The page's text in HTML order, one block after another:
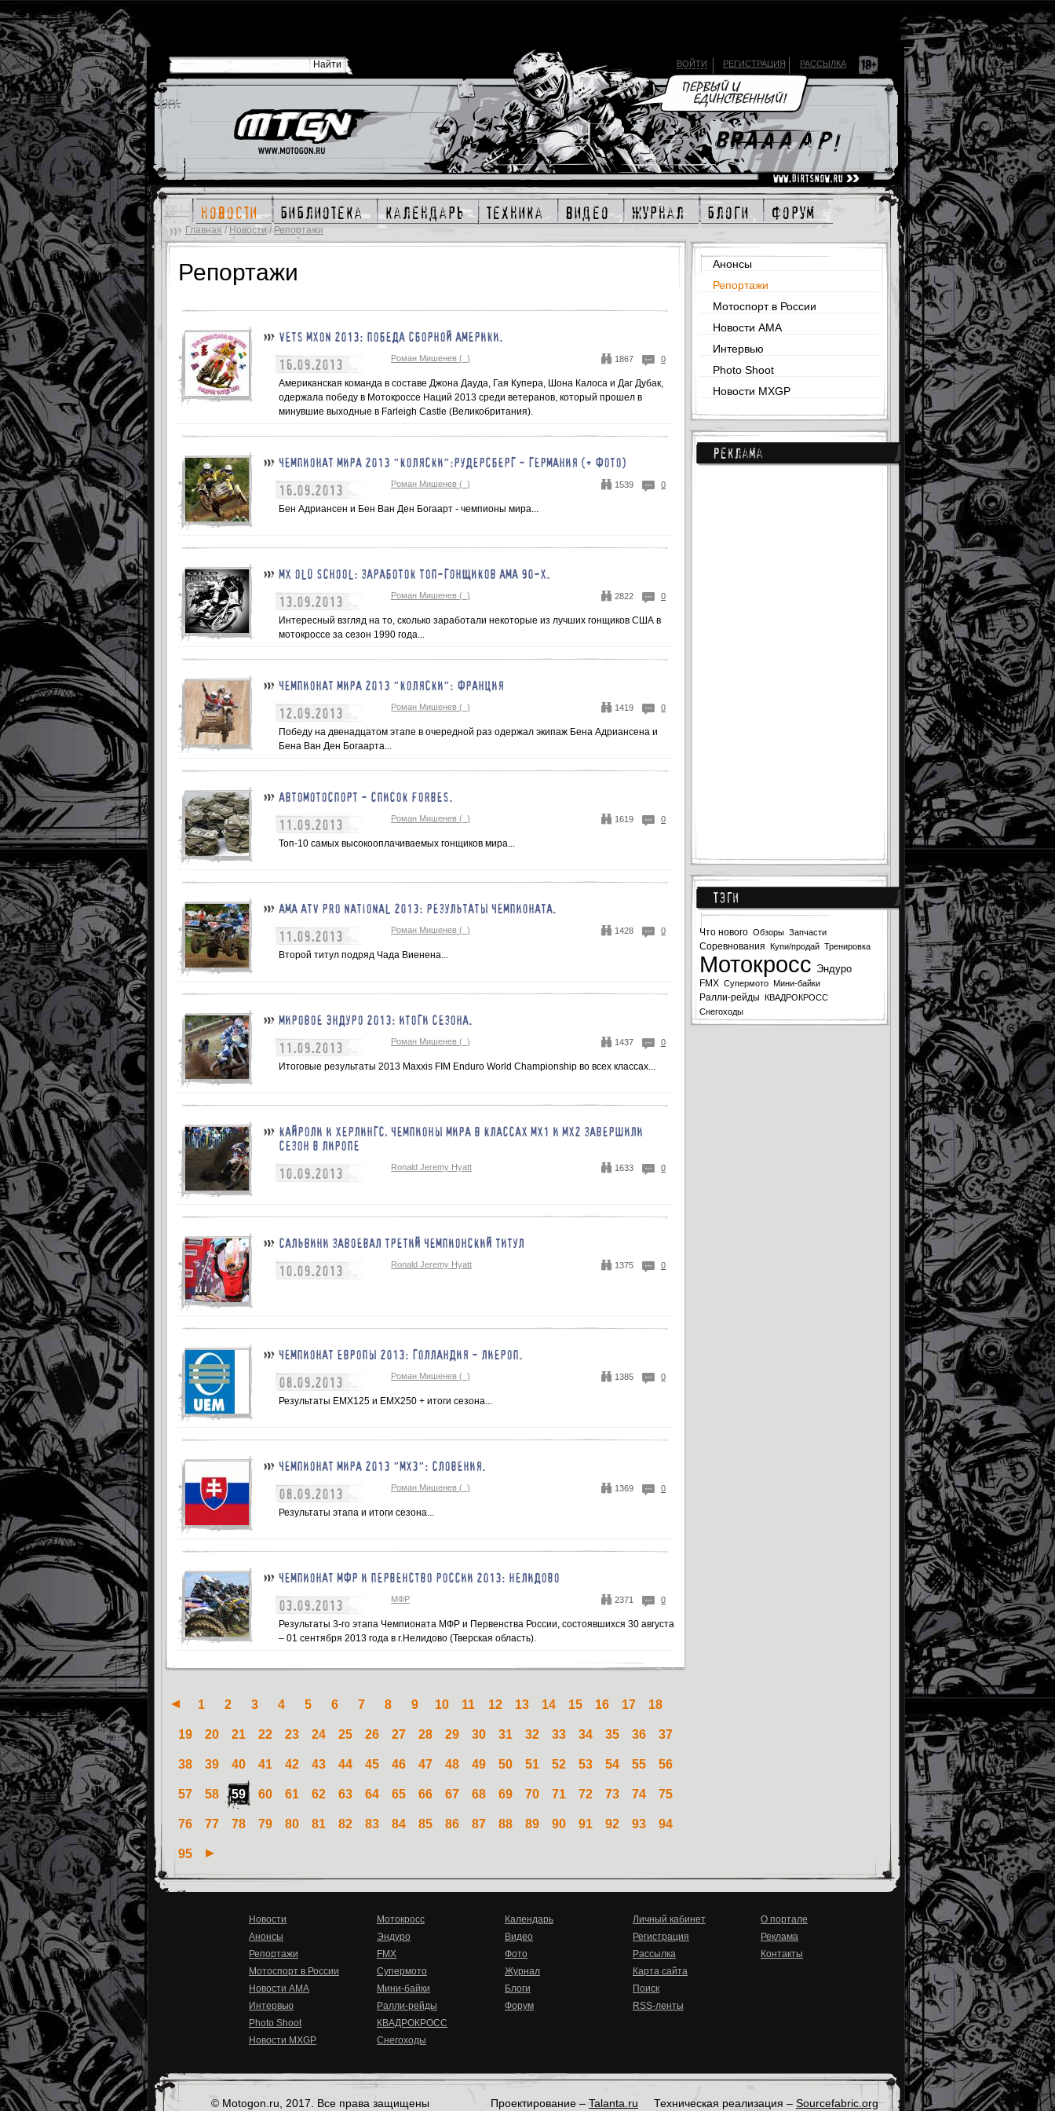
новости библиотека календарь техника видео журнал блоги форум
ВОЙТИ РЕГИСТРАЦИЯ РАССЫЛКА
Главная / Новости /Репортажи
Репортажи
VETS MXON 2013: ПОБЕДА СБОРНОЙ АМЕРИКИ.
16.09.2013 Роман Мишенев (_) 1867 0
Американская команда в составе Джона Дауда, Гая Купера, Шона Калоса и Даг Дубак,
одержала победу в Мотокроссе Наций 2013 среди ветеранов, который прошел в
минувшие выходные в Farleigh Castle (Великобритания).
ЧЕМПИОНАТ МИРА 2013 "КОЛЯСКИ":РУДЕРСБЕРГ - ГЕРМАНИЯ (+ ФОТО)
16.09.2013 Роман Мишенев (_) 1539 0
Бен Адриансен и Бен Ван Ден Богаарт - чемпионы мира...
MX OLD SCHOOL: ЗАРАБОТОК ТОП-ГОНЩИКОВ АМА 90-Х.
13.09.2013 Роман Мишенев (_) 2822 0
Интересный взгляд на то, сколько заработали некоторые из лучших гонщиков США в
мотокроссе за сезон 1990 года...
ЧЕМПИОНАТ МИРА 2013 "КОЛЯСКИ": ФРАНЦИЯ
12.09.2013 Роман Мишенев (_) 1419 0
Победу на двенадцатом этапе в очередной раз одержал экипаж Бена Адриансена и
Бена Ван Ден Богаарта...
АВТОМОТОСПОРТ - СПИСОК FORBES.
11.09.2013 Роман Мишенев (_) 1619 0
Топ-10 самых высокооплачиваемых гонщиков мира...
АМА АТV PRO NATIONAL 2013: РЕЗУЛЬТАТЫ ЧЕМПИОНАТА.
11.09.2013 Роман Мишенев (_) 1428 0
Второй титул подряд Чада Виенена...
МИРОВОЕ ЭНДУРО 2013: ИТОГИ СЕЗОНА.
11.09.2013 Роман Мишенев (_) 1437 0
Итоговые результаты 2013 Maxxis FIM Enduro World Championship во всех классах...
КАЙРОЛИ И ХЕРЛИНГС, ЧЕМПИОНЫ МИРА В КЛАССАХ МХ1 И МХ2 ЗАВЕРШИЛИ
СЕЗОН В ЛИРОПЕ
10.09.2013 Ronald Jeremy Hyatt 1633 0
САЛЬВИНИ ЗАВОЕВАЛ ТРЕТИЙ ЧЕМПИОНСКИЙ ТИТУЛ
10.09.2013 Ronald Jeremy Hyatt 1375 0
ЧЕМПИОНАТ ЕВРОПЫ 2013: ГОЛЛАНДИЯ - ЛИЕРОП.
08.09.2013 Роман Мишенев (_) 1385 0
Результаты ЕМХ125 и ЕМХ250 + итоги сезона...
ЧЕМПИОНАТ МИРА 2013 "МХ3": СЛОВЕНИЯ.
08.09.2013 Роман Мишенев (_) 1369 0
Результаты этапа и итоги сезона...
ЧЕМПИОНАТ МФР И ПЕРВЕНСТВО РОССИИ 2013: НЕЛИДОВО
03.09.2013 МФР 2371 0
Результаты 3-го этапа Чемпионата МФР и Первенства России, состоявшихся 30 августа
– 01 сентября 2013 года в г.Нелидово (Тверская область).
1 2 3 4 5 6 7 8 9 10 11 12 13 14 15 16 17 18
19 20 21 22 23 24 25 26 27 28 29 30 31 32 33 34 35 36 37
38 39 40 41 42 43 44 45 46 47 48 49 50 51 52 53 54 55 56
57 58 59 60 61 62 63 64 65 66 67 68 69 70 71 72 73 74 75
76 77 78 79 80 81 82 83 84 85 86 87 88 89 90 91 92 93 94
95
Анонсы
Репортажи
Мотоспорт в России
Новости AMA
Интервью
Photo Shoot
Новости MXGP
Реклама
Тэги
Что нового Обзоры Запчасти
Соревнования Купи/продай Тренировка
Мотокросс Эндуро
FMX Супермото Мини-байки
Ралли-рейды КВАДРОКРОСС
Снегоходы
Новости
Анонсы
Репортажи
Мотоспорт в России
Новости AMA
Интервью
Photo Shoot
Новости MXGP
Мотокросс
Эндуро
FMX
Супермото
Мини-байки
Ралли-рейды
КВАДРОКРОСС
Снегоходы
Календарь
Видео
Фото
Журнал
Блоги
Форум
Личный кабинет
Регистрация
Рассылка
Карта сайта
Поиск
RSS-ленты
О портале
Реклама
Контакты
© Motogon.ru, 2017. Все права защищены Техническая реализация – Sourcefabric.org
Проектирование – Talanta.ru